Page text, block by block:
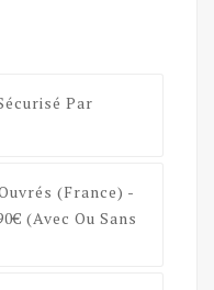
Par
(France) -
(avec Ou Sans